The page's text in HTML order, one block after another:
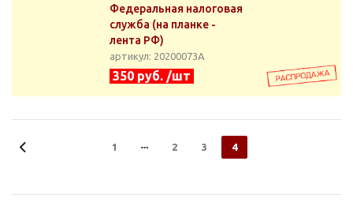
Федеральная налоговая
служба (на планке -
лента РФ)
артикул: 20200073А
350 руб. /шт
1 2 3 4